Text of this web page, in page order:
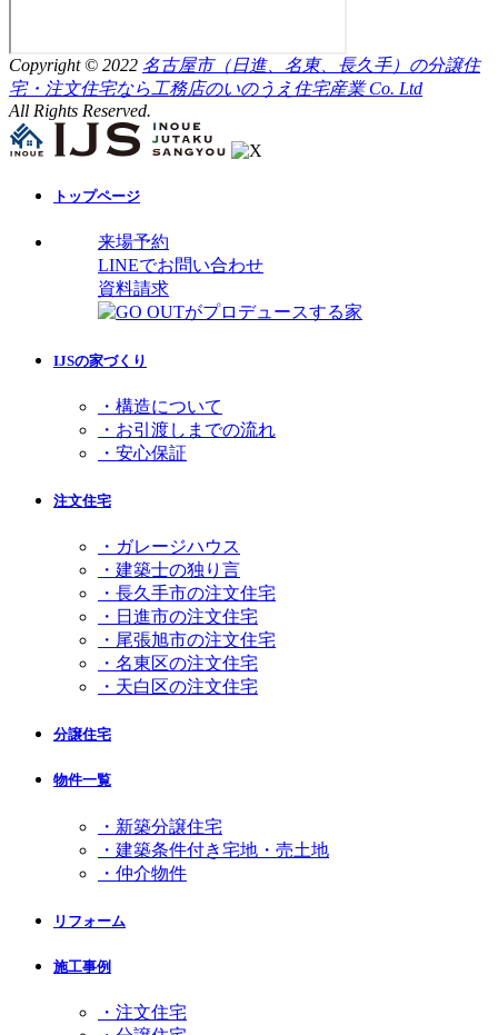
Copyright © 2022 名古屋市（日進、名東、長久手）の分譲住
宅・注文住宅なら工務店のいのうえ住宅産業 Co. Ltd
All Rights Reserved.
トップページ
来場予約
LINEでお問い合わせ
資料請求
IJSの家づくり
・構造について
・お引渡しまでの流れ
・安心保証
注文住宅
・ガレージハウス
・建築士の独り言
・長久手市の注文住宅
・日進市の注文住宅
・尾張旭市の注文住宅
・名東区の注文住宅
・天白区の注文住宅
分譲住宅
物件一覧
・新築分譲住宅
・建築条件付き宅地・売土地
・仲介物件
リフォーム
施工事例
・注文住宅